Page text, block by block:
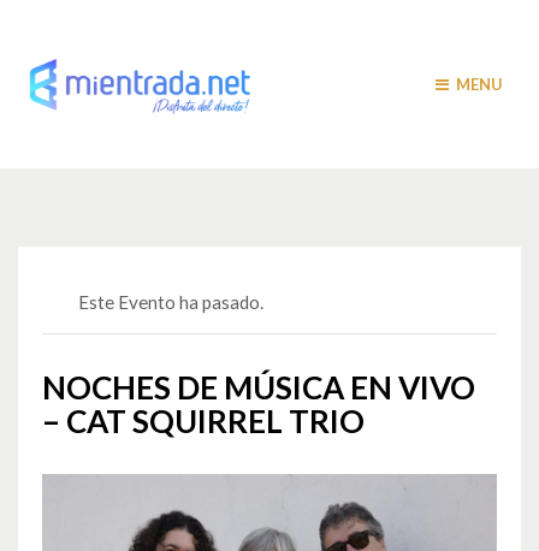
MENU
Este Evento ha pasado.
NOCHES DE MÚSICA EN VIVO
– CAT SQUIRREL TRIO